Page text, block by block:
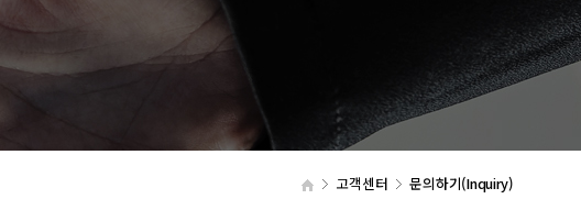
튜브 체결 토크
고객센터 문의하기(Inquiry)